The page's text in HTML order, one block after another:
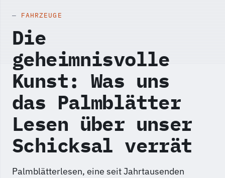
FAHRZEUGE
Die
geheimnisvolle
Kunst: Was uns
das Palmblätter
Lesen über unser
Schicksal verrät
Palmblätterlesen, eine seit Jahrtausenden